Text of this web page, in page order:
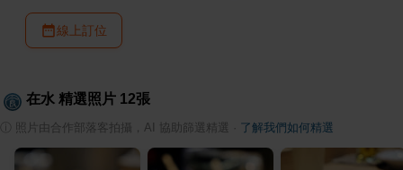
線上訂位
在水 精選照片 12張
照片由合作部落客拍攝，AI 協助篩選精選 了解我們如何精選